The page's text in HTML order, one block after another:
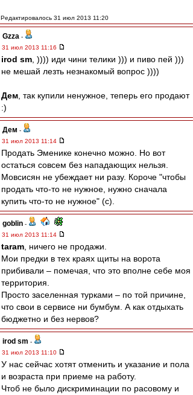
Редактировалось 31 июл 2013 11:20
Gzza -
31 июл 2013 11:16
irod sm , )))) иди чини телики ))) и пиво пей )))
не мешай лезть незнакомый вопрос ))))
Дем , так купили ненужное, теперь его продают
:)
Дем -
31 июл 2013 11:14
Продать Эменике конечно можно. Но вот
остаться совсем без нападающих нельзя.
Мовсисян не убеждает ни разу. Короче "чтобы
продать что-то не нужное, нужно сначала
купить что-то не нужное" (с).
goblin -
31 июл 2013 11:14
taram , ничего не продажи.
Мои предки в тех краях щиты на ворота
прибивали – помечая, что это вполне себе моя
территория.
Просто заселенная турками – по той причине,
что свои в сервисе ни бумбум. А как отдыхать
бюджетно и без нервов?
irod sm -
31 июл 2013 11:10
У нас сейчас хотят отменить и указание и пола
и возраста при приеме на работу.
Чтоб не было дискриминации по расовому и